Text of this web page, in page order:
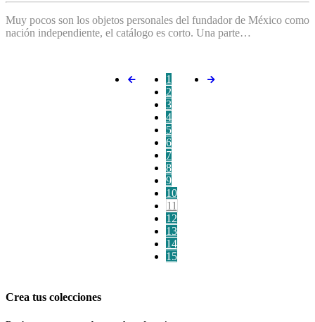
Muy pocos son los objetos personales del fundador de México como
nación independiente, el catálogo es corto. Una parte…
1
2
3
4
5
6
7
8
9
10
11
12
13
14
15
Crea tus colecciones